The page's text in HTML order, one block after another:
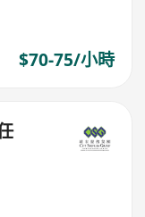
$70-75/小時